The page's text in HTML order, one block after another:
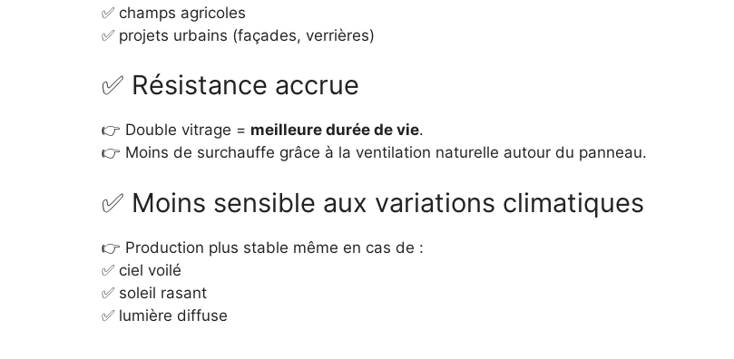
✅ champs agricoles
✅ projets urbains (façades, verrières)
✅ Résistance accrue
👉 Double vitrage = meilleure durée de vie.
👉 Moins de surchauffe grâce à la ventilation naturelle autour du panneau.
✅ Moins sensible aux variations climatiques
👉 Production plus stable même en cas de :
✅ ciel voilé
✅ soleil rasant
✅ lumière diffuse